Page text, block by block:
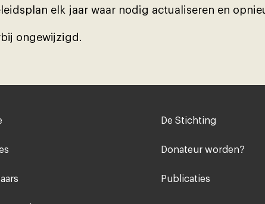
elk jaar waar nodig actualiseren en
ongewĳzigd.
Voet
De Stichting
Donateur worden?
Publicaties